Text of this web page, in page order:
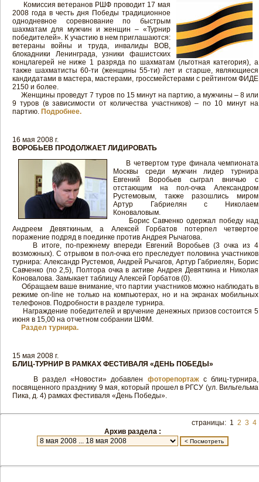
Комиссия ветеранов РШФ проводит 17 мая
2008 года в честь дня Победы традиционное
однодневное соревнование по быстрым
шахматам для мужчин и женщин – «Турнир
победителей». К участию в нем приглашаются:
ветераны войны и труда, инвалиды ВОВ,
блокадники Ленинграда, узники фашистских
концлагерей не ниже 1 разряда по шахматам (льготная категория), а
также шахматисты 60-ти (женщины 55-ти) лет и старше, являющиеся
кандидатами в мастера, мастерами, гроссмейстерами с рейтингом ФИДЕ
2150 и более.
Женщины проведут 7 туров по 15 минут на партию, а мужчины – 8 или
9 туров (в зависимости от количества участников) – по 10 минут на
партию. Подробнее.
16 мая 2008 г.
ВОРОБЬЕВ ПРОДОЛЖАЕТ ЛИДИРОВАТЬ
В четвертом туре финала чемпионата
Москвы среди мужчин лидер турнира
Евгений Воробьев сыграл вничью с
отстающим на пол-очка Александром
Рустемовым, также разошлись миром
Артур Габриелян с Николаем
Коноваловым.
Борис Савченко одержал победу над
Андреем Девяткиным, а Алексей Горбатов потерпел четвертое
поражение подряд в поединке против Андрея Рычагова.
В итоге, по-прежнему впереди Евгений Воробьев (3 очка из 4
возможных). С отрывом в пол-очка его преследует половина участников
турнира: Александр Рустемов, Андрей Рычагов, Артур Габриелян, Борис
Савченко (по 2,5), Полтора очка в активе Андрея Девяткина и Николая
Коновалова. Замыкает таблицу Алексей Горбатов (0).
Обращаем ваше внимание, что партии участников можно наблюдать в
режиме on-line не только на компьютерах, но и на экранах мобильных
телефонов. Подробности в разделе турнира.
Награждение победителей и вручение денежных призов состоится 5
июня в 15,00 на отчетном собрании ШФМ.
Раздел турнира.
15 мая 2008 г.
БЛИЦ-ТУРНИР В РАМКАХ ФЕСТИВАЛЯ «ДЕНЬ ПОБЕДЫ»
В раздел «Новости» добавлен фоторепортаж с блиц-турнира,
посвященного празднику 9 мая, который прошел в РГСУ (ул. Вильгельма
Пика, д. 4) рамках фестиваля «День Победы».
страницы: 1 2 3 4
Архив раздела :
27 июля 2023 ... 7 января 2024